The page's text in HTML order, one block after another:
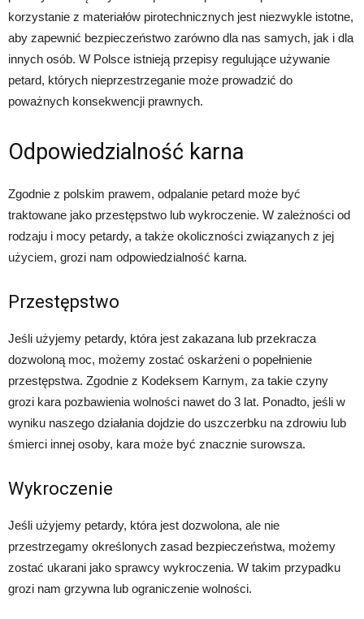
korzystanie z materiałów pirotechnicznych jest niezwykle istotne,
aby zapewnić bezpieczeństwo zarówno dla nas samych, jak i dla
innych osób. W Polsce istnieją przepisy regulujące używanie
petard, których nieprzestrzeganie może prowadzić do
poważnych konsekwencji prawnych.
Odpowiedzialność karna
Zgodnie z polskim prawem, odpalanie petard może być
traktowane jako przestępstwo lub wykroczenie. W zależności od
rodzaju i mocy petardy, a także okoliczności związanych z jej
użyciem, grozi nam odpowiedzialność karna.
Przestępstwo
Jeśli użyjemy petardy, która jest zakazana lub przekracza
dozwoloną moc, możemy zostać oskarżeni o popełnienie
przestępstwa. Zgodnie z Kodeksem Karnym, za takie czyny
grozi kara pozbawienia wolności nawet do 3 lat. Ponadto, jeśli w
wyniku naszego działania dojdzie do uszczerbku na zdrowiu lub
śmierci innej osoby, kara może być znacznie surowsza.
Wykroczenie
Jeśli użyjemy petardy, która jest dozwolona, ale nie
przestrzegamy określonych zasad bezpieczeństwa, możemy
zostać ukarani jako sprawcy wykroczenia. W takim przypadku
grozi nam grzywna lub ograniczenie wolności.